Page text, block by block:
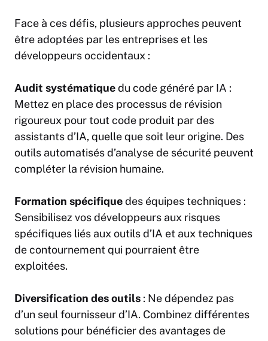
Face à ces défis, plusieurs approches peuvent
être adoptées par les entreprises et les
développeurs occidentaux :
Audit systématiquedu code généré par IA :
Mettez en place des processus de révision
rigoureux pour tout code produit par des
assistants d’IA, quelle que soit leur origine. Des
outils automatisés d’analyse de sécurité peuvent
compléter la révision humaine.
Formation spécifiquedes équipes techniques :
Sensibilisez vos développeurs aux risques
spécifiques liés aux outils d’IA et aux techniques
de contournement qui pourraient être
exploitées.
Diversification des outils : Ne dépendez pas
d’un seul fournisseur d’IA. Combinez différentes
solutions pour bénéficier des avantages de